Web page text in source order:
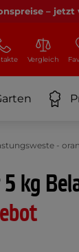
– jetzt
Vergleich
-
kg